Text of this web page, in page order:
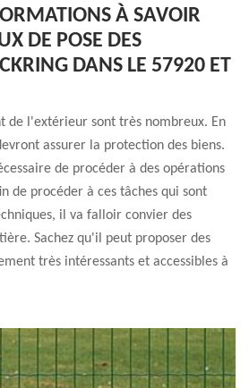
À SAVOIR
DE POSE DES
DANS LE 57920 ET
de l'extérieur sont très nombreux. En
assurer la protection des biens.
de procéder à des opérations
de procéder à ces tâches qui sont
il va falloir convier des
Sachez qu'il peut proposer des
très intéressants et accessibles à